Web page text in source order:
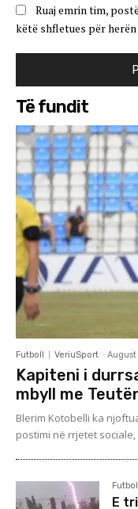
Ruaj emrin tim,
këtë shfletues për
Të fundit
Futboll VeriuSport -
Kapiteni i
mbyll me
Blerim Kotobelli ka
postimi në rrjetet
Futboll
E